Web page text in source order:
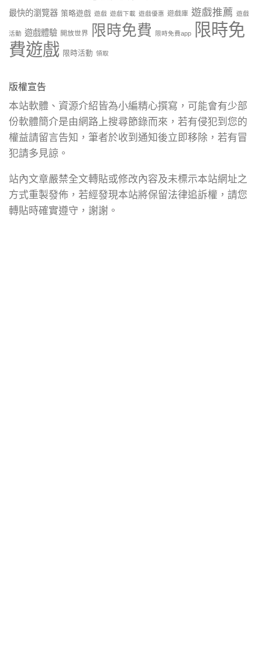
最快的瀏覽器 策略遊戲 遊戲 遊戲下載 遊戲優惠 遊戲庫 遊戲推薦 遊戲
活動 遊戲體驗 開放世界 限時免費 限時免費app
限時免
費遊戲 限時活動 領取
版權宣告
本站軟體、資源介紹皆為小編精心撰寫，可能會有少部
份軟體簡介是由網路上搜尋節錄而來，若有侵犯到您的
權益請留言告知，筆者於收到通知後立即移除，若有冒
犯請多見諒。
站內文章嚴禁全文轉貼或修改內容及未標示本站網址之
方式重製發佈，若經發現本站將保留法律追訴權，請您
轉貼時確實遵守，謝謝。